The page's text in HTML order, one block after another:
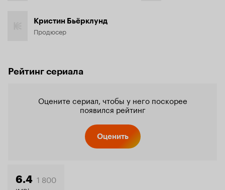
Кристин Бьёрклунд
Продюсер
Рейтинг сериала
Оцените сериал, чтобы у него поскорее
появился рейтинг
Оценить
6.4 1 800